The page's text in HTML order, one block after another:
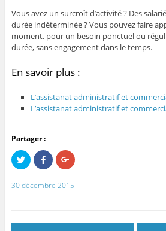
Vous avez un surcroît d’activité ? Des
durée indéterminée ? Vous pouvez faire
moment, pour un besoin ponctuel ou
durée, sans engagement dans le temps.
En savoir plus :
L’assistanat administratif et
L’assistanat administratif et
Partager :
C
l
q
u
u
C
l
u
u
C
l
q
u
u
30 décembre 2015